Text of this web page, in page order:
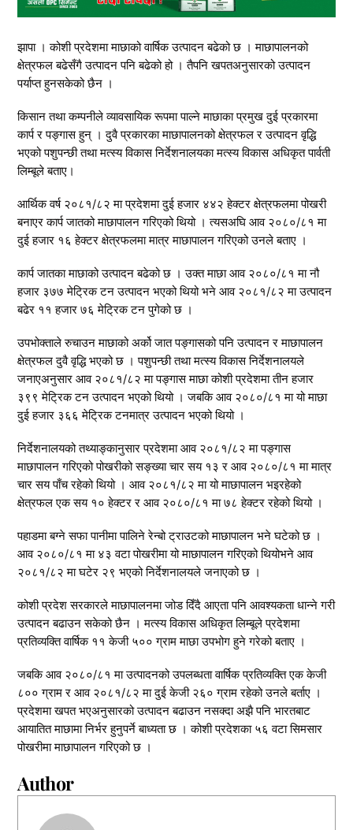
झापा । कोशी प्रदेशमा माछाको वार्षिक उत्पादन बढेको छ । माछापालनको
क्षेत्रफल बढेसँगै उत्पादन पनि बढेको हो । तैपनि खपतअनुसारको उत्पादन
पर्याप्त हुनसकेको छैन ।
किसान तथा कम्पनीले व्यावसायिक रूपमा पाल्ने माछाका प्रमुख दुई प्रकारमा
कार्प र पङ्गास हुन् । दुवै प्रकारका माछापालनको क्षेत्रफल र उत्पादन वृद्धि
भएको पशुपन्छी तथा मत्स्य विकास निर्देशनालयका मत्स्य विकास अधिकृत पार्वती
लिम्बूले बताए।
आर्थिक वर्ष २०८१/८२ मा प्रदेशमा दुई हजार ४४२ हेक्टर क्षेत्रफलमा पोखरी
बनाएर कार्प जातको माछापालन गरिएको थियो । त्यसअघि आव २०८०/८१ मा
दुई हजार १६ हेक्टर क्षेत्रफलमा मात्र माछापालन गरिएको उनले बताए ।
कार्प जातका माछाको उत्पादन बढेको छ । उक्त माछा आव २०८०/८१ मा नौ
हजार ३७७ मेट्रिक टन उत्पादन भएको थियो भने आव २०८१/८२ मा उत्पादन
बढेर ११ हजार ७६ मेट्रिक टन पुगेको छ ।
उपभोक्ताले रुचाउन माछाको अर्को जात पङ्गासको पनि उत्पादन र माछापालन
क्षेत्रफल दुवै वृद्धि भएको छ । पशुपन्छी तथा मत्स्य विकास निर्देशनालयले
जनाएअनुसार आव २०८१/८२ मा पङ्गास माछा कोशी प्रदेशमा तीन हजार
३९९ मेट्रिक टन उत्पादन भएको थियो । जबकि आव २०८०/८१ मा यो माछा
दुई हजार ३६६ मेट्रिक टनमात्र उत्पादन भएको थियो ।
निर्देशनालयको तथ्याङ्कानुसार प्रदेशमा आव २०८१/८२ मा पङ्गास
माछापालन गरिएको पोखरीको सङ्ख्या चार सय १३ र आव २०८०/८१ मा मात्र
चार सय पाँच रहेको थियो । आव २०८१/८२ मा यो माछापालन भइरहेको
क्षेत्रफल एक सय १० हेक्टर र आव २०८०/८१ मा ७८ हेक्टर रहेको थियो ।
पहाडमा बग्ने सफा पानीमा पालिने रेन्बो ट्राउटको माछापालन भने घटेको छ ।
आव २०८०/८१ मा ४३ वटा पोखरीमा यो माछापालन गरिएको थियोभने आव
२०८१/८२ मा घटेर २९ भएको निर्देशनालयले जनाएको छ ।
कोशी प्रदेश सरकारले माछापालनमा जोड दिँदै आएता पनि आवश्यकता धान्ने गरी
उत्पादन बढाउन सकेको छैन । मत्स्य विकास अधिकृत लिम्बूले प्रदेशमा
प्रतिव्यक्ति वार्षिक ११ केजी ५०० ग्राम माछा उपभोग हुने गरेको बताए ।
जबकि आव २०८०/८१ मा उत्पादनको उपलब्धता वार्षिक प्रतिव्यक्ति एक केजी
८०० ग्राम र आव २०८१/८२ मा दुई केजी २६० ग्राम रहेको उनले बर्ताए ।
प्रदेशमा खपत भएअनुसारको उत्पादन बढाउन नसक्दा अझै पनि भारतबाट
आयातित माछामा निर्भर हुनुपर्ने बाध्यता छ । कोशी प्रदेशका ५६ वटा सिमसार
पोखरीमा माछापालन गरिएको छ ।
Author